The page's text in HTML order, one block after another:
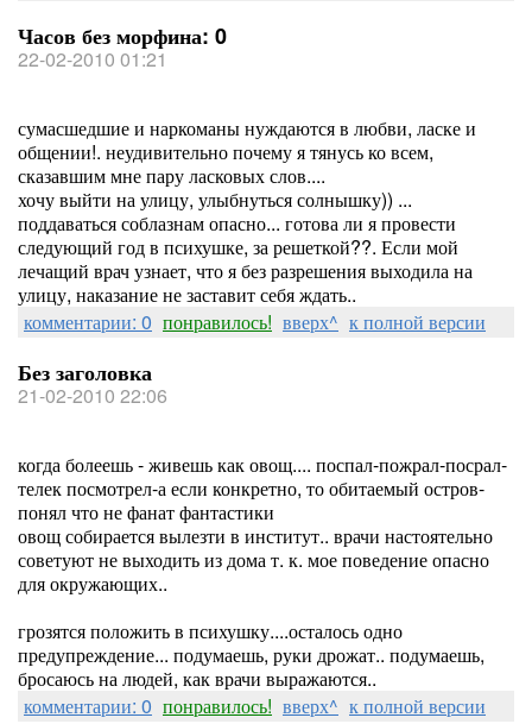
Часов без морфина: 0
22-02-2010 01:21
сумасшедшие и наркоманы нуждаются в любви, ласке и
общении!. неудивительно почему я тянусь ко всем,
сказавшим мне пару ласковых слов....
хочу выйти на улицу, улыбнуться солнышку)) ...
поддаваться соблазнам опасно... готова ли я провести
следующий год в психушке, за решеткой??. Если мой
лечащий врач узнает, что я без разрешения выходила на
улицу, наказание не заставит себя ждать..
комментарии: 0 понравилось! вверх^ к полной версии
Без заголовка
21-02-2010 22:06
когда болеешь - живешь как овощ.... поспал-пожрал-посрал-
телек посмотрел-а если конкретно, то обитаемый остров-
понял что не фанат фантастики
овощ собирается вылезти в институт.. врачи настоятельно
советуют не выходить из дома т. к. мое поведение опасно
для окружающих..
грозятся положить в психушку....осталось одно
предупреждение... подумаешь, руки дрожат.. подумаешь,
бросаюсь на людей, как врачи выражаются..
комментарии: 0 понравилось! вверх^ к полной версии